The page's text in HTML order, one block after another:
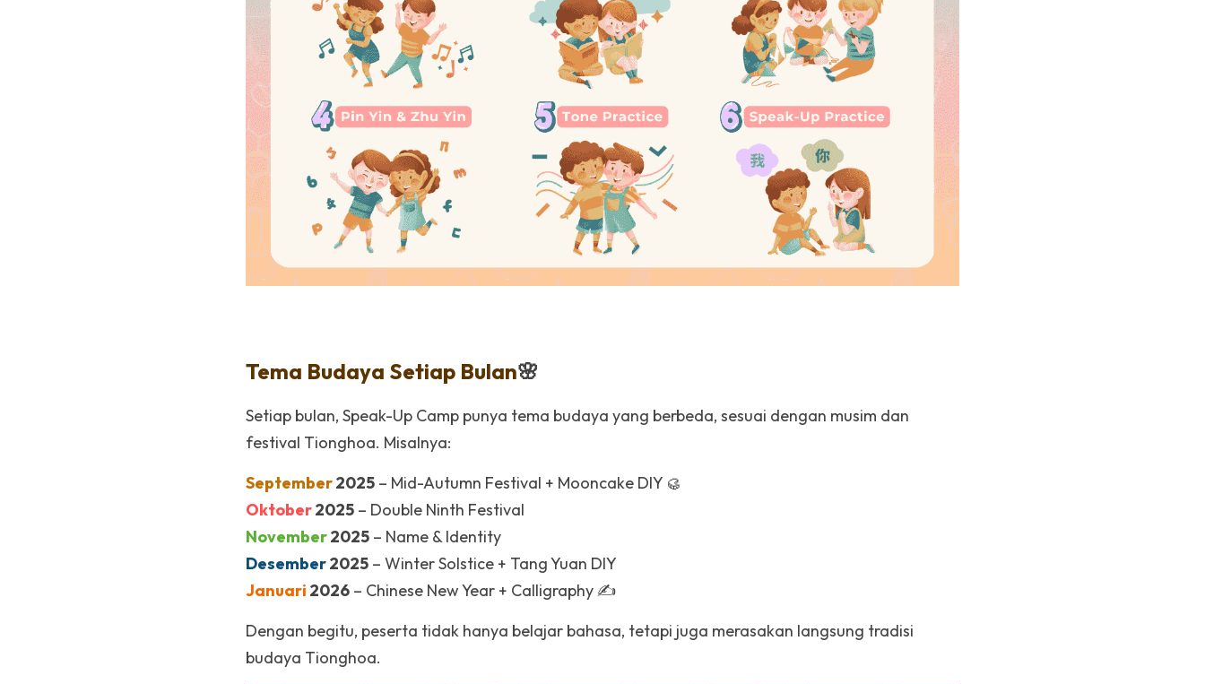
Tema Budaya Setiap Bulan🌸
Setiap bulan, Speak-Up Camp punya tema budaya yang berbeda, sesuai dengan musim dan
festival Tionghoa. Misalnya:
September
– Name & Identity
– Winter Solstice + Tang Yuan DIY
– Chinese New Year + Calligraphy ✍️
Dengan begitu, peserta tidak hanya belajar bahasa, tetapi juga merasakan langsung tradisi
budaya Tionghoa.